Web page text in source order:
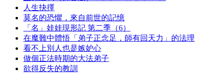
人生抉擇
莫名的恐懼，來自前世的記憶
「名」娃娃現形記 第二季（6）
在魔難中體悟「弟子正念足，師有回天力」的法理
看不上別人也是嫉妒心
做個正法時期的大法弟子
欲得反失的教訓